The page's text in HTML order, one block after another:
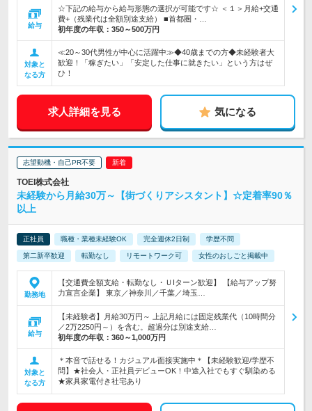
給与
☆下記の給与から給与形態の選択が可能です☆ ＜１＞月給+交通
費+（残業代は全額別途支給） ■首都圏・…
初年度の年収： 350～500万円
対象と
なる方
≪20～30代男性が中心に活躍中≫◆40歳までの方◆未経験者大
歓迎！「稼ぎたい」「安定した仕事に就きたい」という方はぜ
ひ！
求人詳細を見る 気になる
志望動機・自己PR不要
TOEI株式会社
未経験から月給30万～【街づくりアシスタント】☆定着率90％
以上
正社員 職種・業種未経験OK 完全週休2日制 学歴不問
第二新卒歓迎 転勤なし リモートワーク可 女性のおしごと掲載中
勤務地
【交通費全額支給・転勤なし・ＵIターン歓迎】 【給与アップ努
力宣言企業】 東京／神奈川／千葉／埼玉…
給与
【未経験者】月給30万円～ 上記月給には固定残業代（10時間分
／2万2250円～）を含む。超過分は別途支給…
初年度の年収： 360～1,000万円
対象と
なる方
＊本音で話せる！カジュアル面接実施中＊【未経験歓迎/学歴不
問】★社会人・正社員デビューOK！中途入社でもすぐ馴染める
★家具家電付き社宅あり